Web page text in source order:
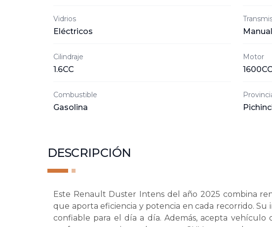
Vidrios
Eléctricos Manual
Cilindraje
1.6CC
Motor
1600CC
Combustible
Gasolina
DESCRIPCIÓN
Este Renault Duster Intens del año 2025 combina
que aporta eficiencia y potencia en cada recorrido.
confiable para el día a día. Además, acepta